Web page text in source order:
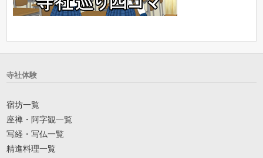
寺社体験
宿坊一覧
座禅・阿字観一覧
写経・写仏一覧
精進料理一覧